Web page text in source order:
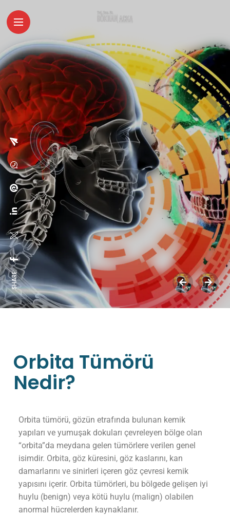
SHARE:
Orbita Tümörü
Nedir?
Orbita tümörü, gözün etrafında bulunan kemik
yapıları ve yumuşak dokuları çevreleyen bölge olan
“orbita”da meydana gelen tümörlere verilen genel
isimdir. Orbita, göz küresini, göz kaslarını, kan
damarlarını ve sinirleri içeren göz çevresi kemik
yapısını içerir. Orbita tümörleri, bu bölgede gelişen iyi
huylu (benign) veya kötü huylu (malign) olabilen
anormal hücrelerden kaynaklanır.